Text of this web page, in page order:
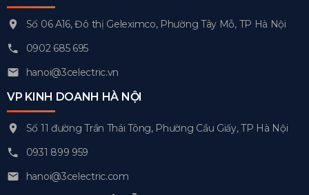
Số 06 A16, Đô thị Geleximco, Phường Tây Mỗ, TP Hà Nội
0902 685 695
hanoi@3celectric.vn
VP KINH DOANH HÀ NỘI
Số 11 đường Trần Thái Tông, Phường Cầu Giấy, TP Hà Nội
0931 899 959
hanoi@3celectric.com